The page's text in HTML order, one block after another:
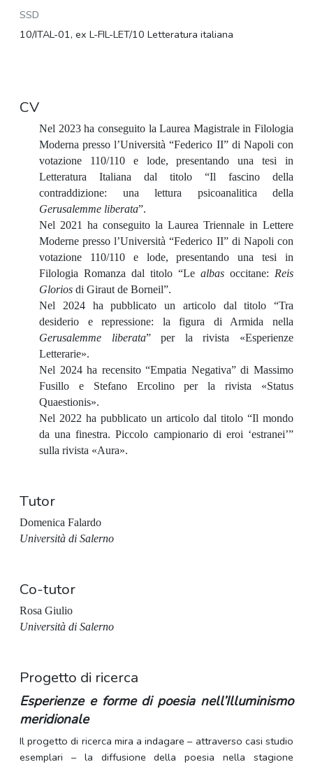
SSD
10/ITAL-01, ex L-FIL-LET/10 Letteratura italiana
CV
Nel 2023 ha conseguito la Laurea Magistrale in Filologia
Moderna presso l’Università “Federico II” di Napoli con
votazione 110/110 e lode, presentando una tesi in
Letteratura Italiana dal titolo “Il fascino della
contraddizione: una lettura psicoanalitica della
Gerusalemme liberata”.
Nel 2021 ha conseguito la Laurea Triennale in Lettere
Moderne presso l’Università “Federico II” di Napoli con
votazione 110/110 e lode, presentando una tesi in
Filologia Romanza dal titolo “Le albas occitane: Reis
Glorios di Giraut de Borneil”.
Nel 2024 ha pubblicato un articolo dal titolo “Tra
desiderio e repressione: la figura di Armida nella
Gerusalemme liberata” per la rivista «Esperienze
Letterarie».
Nel 2024 ha recensito “Empatia Negativa” di Massimo
Fusillo e Stefano Ercolino per la rivista «Status
Quaestionis».
Nel 2022 ha pubblicato un articolo dal titolo “Il mondo
da una finestra. Piccolo campionario di eroi ‘estranei’”
sulla rivista «Aura».
Tutor
Domenica Falardo
Università di Salerno
Co-tutor
Rosa Giulio
Università di Salerno
Progetto di ricerca
Esperienze e forme di poesia nell’Illuminismo
meridionale
Il progetto di ricerca mira a indagare – attraverso casi studio
esemplari – la diffusione della poesia nella stagione